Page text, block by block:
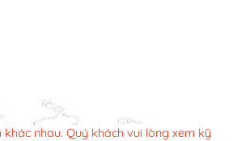
nhau. Quý khách vui lòng xem kỹ